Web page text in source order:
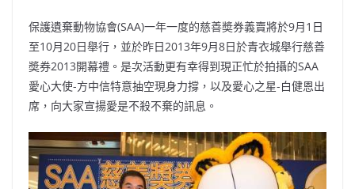
保護遺棄動物協會(SAA)一年一度的慈善奬券義賣將於9月1日
至10月20日舉行，並於昨日2013年9月8日於青衣城舉行慈善
奬券2013開幕禮。是次活動更有幸得到現正忙於拍攝的SAA
愛心大使-方中信特意抽空現身力撐，以及愛心之星-白健恩出
席，向大家宣揚愛是不殺不棄的訊息。